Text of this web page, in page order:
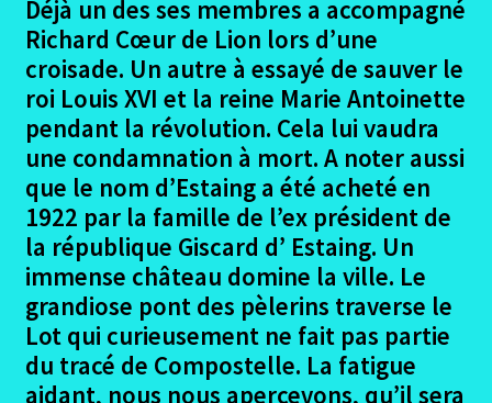
Santiago – Fisterra
Fisterra – Santiago
Le dernier jour à Santiago camino frances
Gites et Auberges depuis Le Puy en Velay
Retour depuis Santiago camino frances
Photos documents divers Le Puy
Dédicaces – le Puy
Déjà un des ses membres a accompagné
Richard Cœur de Lion lors d’une
croisade. Un autre à essayé de sauver le
roi Louis XVI et la reine Marie Antoinette
pendant la révolution. Cela lui vaudra
une condamnation à mort. A noter aussi
que le nom d’Estaing a été acheté en
1922 par la famille de l’ex président de
la république Giscard d’ Estaing. Un
immense château domine la ville. Le
grandiose pont des pèlerins traverse le
Lot qui curieusement ne fait pas partie
du tracé de Compostelle. La fatigue
aidant, nous nous apercevons, qu’il sera